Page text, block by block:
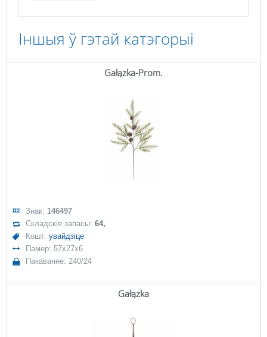
Іншыя ў гэтай катэгорыі
Gałązka-Prom.
Знак: 146497
Складскія запасы:64,
Кошт:увайдзіце
Памер: 57x27x6
Пакаванне: 240/24
Gałązka